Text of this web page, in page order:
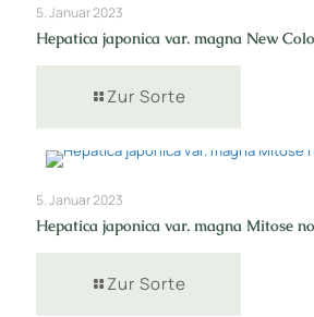
5. Januar 2023
Hepatica japonica var. magna New
Zur Sorte
5. Januar 2023
Hepatica japonica var. magna Mitose
Zur Sorte